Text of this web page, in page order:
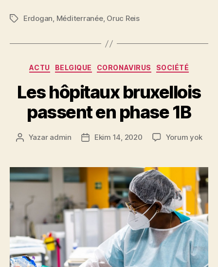
EtiketlerErdogan, Méditerranée, Oruc Reis
Kategoriler
ACTU BELGIQUE CORONAVIRUS SOCIÉTÉ
Les hôpitaux bruxellois
passent en phase 1B
Yazının
Yazar admin
YazıEkim 14, 2020 Yorum yokLes
en
1B